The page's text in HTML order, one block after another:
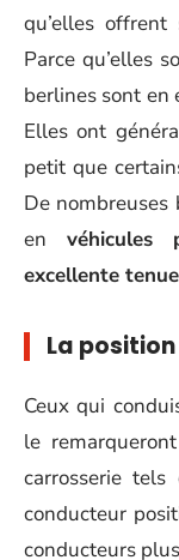
qu’elles
Parce qu’elles
berlines sont en
Elles ont
petit que
De nombreuses
en véhicules
excellente
La
Ceux qui
le
carrosserie
conducteur
conducteurs